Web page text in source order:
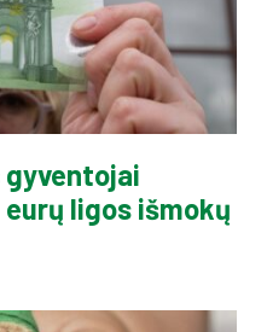
gyventojai
ligos išmokų